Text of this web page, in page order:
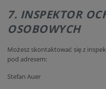
7. INSPEKTOR
OSOBOWYCH
Możesz skontaktować się z
pod adresem:
Stefan Auer